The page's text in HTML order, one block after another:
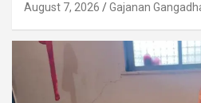
August 7, 2026 Gajanan